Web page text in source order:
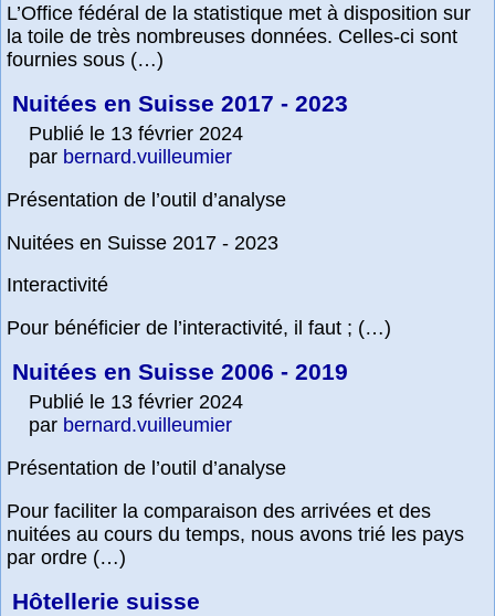
L’Office fédéral de la statistique met à disposition sur
la toile de très nombreuses données. Celles-ci sont
fournies sous (…)
Nuitées en Suisse 2017 - 2023
Publié le 13 février 2024
par bernard.vuilleumier
Présentation de l’outil d’analyse
Nuitées en Suisse 2017 - 2023
Interactivité
Pour bénéficier de l’interactivité, il faut ; (…)
Nuitées en Suisse 2006 - 2019
Publié le 13 février 2024
par bernard.vuilleumier
Présentation de l’outil d’analyse
Pour faciliter la comparaison des arrivées et des
nuitées au cours du temps, nous avons trié les pays
par ordre (…)
Hôtellerie suisse